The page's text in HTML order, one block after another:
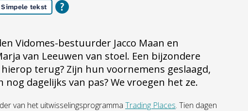
Simpele tekst
Vidomes-bestuurder Jacco Maan en
van Leeuwen van stoel. Een bijzondere
terug? Zijn hun voornemens geslaagd,
dagelijks van pas? We vroegen het ze.
van het uitwisselingsprogramma Trading Places. Tien dagen